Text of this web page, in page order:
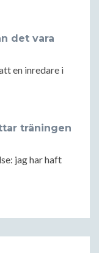
det vara
en inredare i
träningen
jag har haft